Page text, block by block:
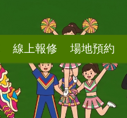
線上報修 場地預約